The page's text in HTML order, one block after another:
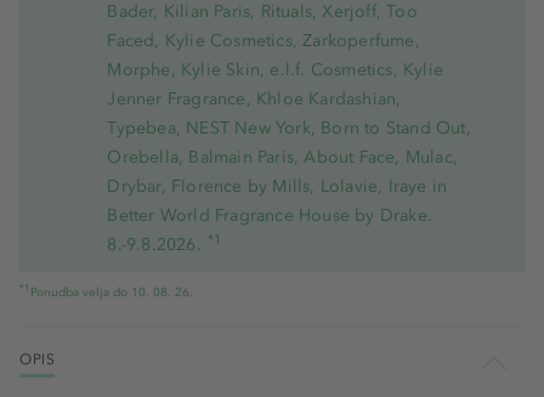
Bader, Kilian Paris, Rituals, Xerjoff, Too
Faced, Kylie Cosmetics, Zarkoperfume,
Morphe, Kylie Skin, e.l.f. Cosmetics, Kylie
Jenner Fragrance, Khloe Kardashian,
Typebea, NEST New York, Born to Stand Out,
Orebella, Balmain Paris, About Face, Mulac,
Drybar, Florence by Mills, Lolavie, Iraye in
Better World Fragrance House by Drake.
8.-9.8.2026. *1
*1 Ponudba velja do 10. 08. 26.
OPIS